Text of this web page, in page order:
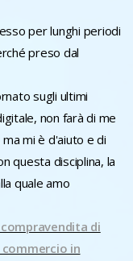
per lunghi periodi
preso dal
sugli ultimi
non farà di me
mi è d'aiuto e di
questa disciplina, la
quale amo
di
in